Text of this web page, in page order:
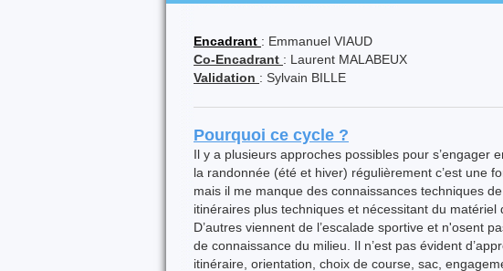
Encadrant : Emmanuel VIAUD
Co-Encadrant : Laurent MALABEUX
Validation : Sylvain BILLE
Pourquoi ce cycle ?
Il y a plusieurs approches possibles pour s’engager
la randonnée (été et hiver) régulièrement c’est une
mais il me manque des connaissances techniques
itinéraires plus techniques et nécessitant du matériel
D’autres viennent de l’escalade sportive et n'osent
de connaissance du milieu. Il n’est pas évident
itinéraire, orientation, choix de course, sac,